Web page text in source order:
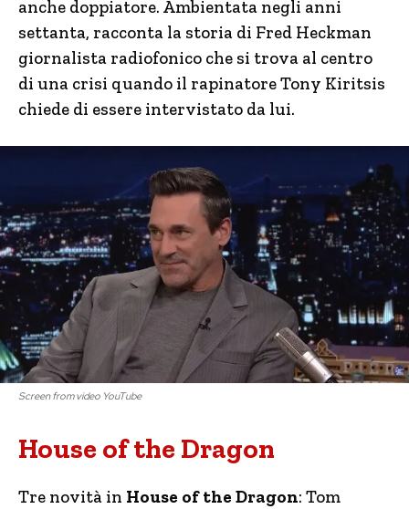
anche doppiatore. Ambientata negli anni
settanta, racconta la storia di Fred Heckman
giornalista radiofonico che si trova al centro
di una crisi quando il rapinatore Tony Kiritsis
chiede di essere intervistato da lui.
Screen from video YouTube
House of the Dragon
Tre novità in House of the Dragon: Tom